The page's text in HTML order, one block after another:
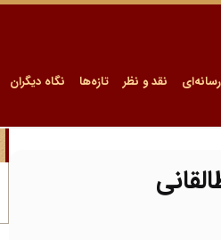
نقد و نظر تازه‌ها نگاه دیگران